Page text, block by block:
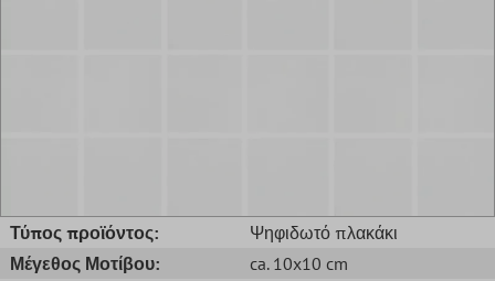
Τύπος προϊόντος:
Ψηφιδωτό πλακάκι
Μέγεθος Μοτίβου:
ca. 10x10 cm